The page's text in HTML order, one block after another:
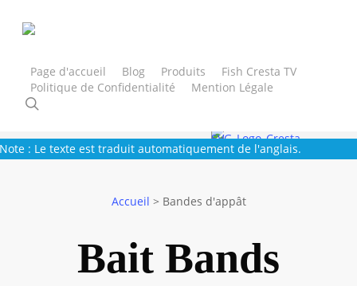
principalPage d'accueil Blog Produits
Fish Cresta TV
Politique de Confidentialité
Mention Légale
Freestyle Cresta Trout Master SPRO
Note : Le texte est traduit automatiquement de l'anglais.
Accueil > Bandes d'appât
Bait Bands